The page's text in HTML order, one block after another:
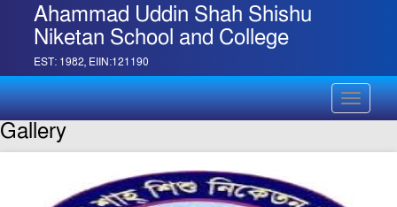
Ahammad Uddin Shah Shishu
Niketan School and College
EST: 1982, EIIN:121190
Toggle
Gallery